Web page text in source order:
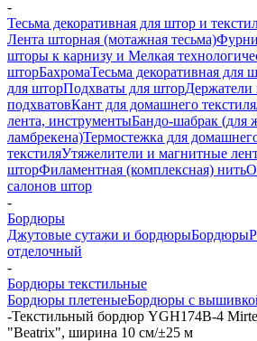
-
Тесьма декоративная для штор и
Лента шторная (мотажная тесьма)
шторы к карнизу и Мелкая
шторБахромаТесьма декоративная для
для шторПодхваты для штор
подхватовКант для домашнего текстиля
лента, инструментыБандо-шабрак (для
ламбрекена)Термостежка для
текстиляУтяжелители и магнитные
шторФиламентная (комплексная) нить
салонов штор
-
Бордюры
Джутовые сутажи и бордюрыБордюры
отделочный
-
Бордюры текстильные
Бордюры плетеныеБордюры с
-Текстильный бордюр YGH174B-4
"Beatrix", ширина 10 см/±25 м